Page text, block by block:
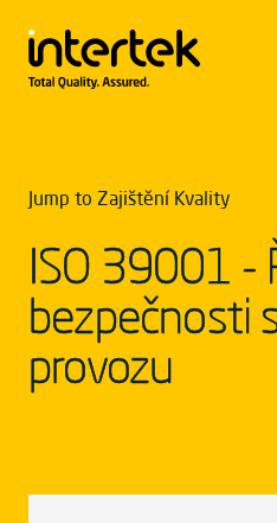
Jump to Zajištění Kvality
ISO 39001 -
bezpečnosti
provozu